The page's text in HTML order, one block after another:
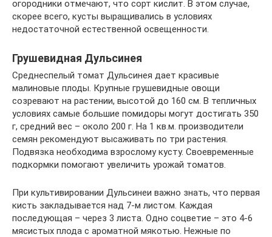
огородники отмечают, что сорт кислит. В этом случае,
скорее всего, кусты выращивались в условиях
недостаточной естественной освещенности.
Грушевидная Дульсинея
Среднеспелый томат Дульсинея дает красивые
малиновые плоды. Крупные грушевидные овощи
созревают на растении, высотой до 160 см. В тепличных
условиях самые большие помидоры могут достигать 350
г, средний вес – около 200 г. На 1 кв.м. производители
семян рекомендуют высаживать по три растения.
Подвязка необходима взрослому кусту. Своевременные
подкормки помогают увеличить урожай томатов.
При культивировании Дульсинеи важно знать, что первая
кисть закладывается над 7-м листом. Каждая
последующая – через 3 листа. Одно соцветие – это 4-6
мясистых плода с ароматной мякотью. Нежные по